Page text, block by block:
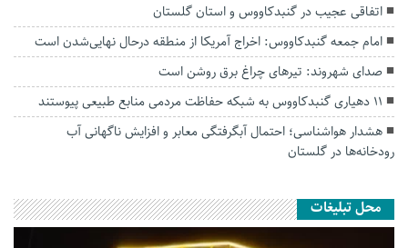
اتفاقی عجیب در‌ گنبدکاووس و استان گلستان
امام جمعه گنبدکاووس: اخراج آمریکا از منطقه درحال نهایی‌شدن است
صدای شهروند: تیرهای چراغ برق روشن است
۱۱ دهیاری گنبدکاووس به شبکه حفاظت مردمی منابع طبیعی پیوستند
هشدار هواشناسی؛ احتمال آبگرفتگی معابر و افزایش ناگهانی آب
رودخانه‌ها در گلستان
محل تبلیغات